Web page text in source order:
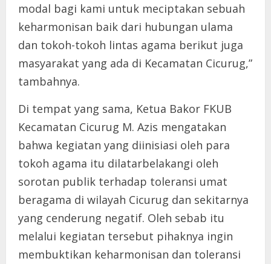
modal bagi kami untuk meciptakan sebuah
keharmonisan baik dari hubungan ulama
dan tokoh-tokoh lintas agama berikut juga
masyarakat yang ada di Kecamatan Cicurug,”
tambahnya.
Di tempat yang sama, Ketua Bakor FKUB
Kecamatan Cicurug M. Azis mengatakan
bahwa kegiatan yang diinisiasi oleh para
tokoh agama itu dilatarbelakangi oleh
sorotan publik terhadap toleransi umat
beragama di wilayah Cicurug dan sekitarnya
yang cenderung negatif. Oleh sebab itu
melalui kegiatan tersebut pihaknya ingin
membuktikan keharmonisan dan toleransi